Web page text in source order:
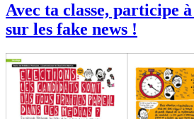
Avec ta classe, participe
sur les fake news !